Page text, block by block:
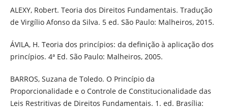
ALEXY, Robert. Teoria dos Direitos Fundamentais. Tradução
de Virgílio Afonso da Silva. 5 ed. São Paulo: Malheiros, 2015.
ÁVILA, H. Teoria dos princípios: da definição à aplicação dos
princípios. 4ª Ed. São Paulo: Malheiros, 2005.
BARROS, Suzana de Toledo. O Princípio da
Proporcionalidade e o Controle de Constitucionalidade das
Leis Restritivas de Direitos Fundamentais. 1. ed. Brasília: